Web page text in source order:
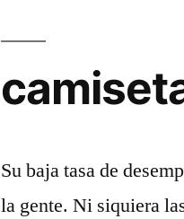
Su baja tasa de
la gente. Ni siquiera